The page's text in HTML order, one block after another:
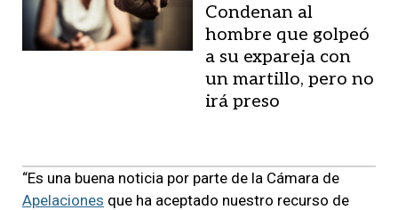
Condenan al
hombre que golpeó
a su expareja con
un martillo, pero no
irá preso
“Es una buena noticia por parte de la Cámara de
Apelaciones que ha aceptado nuestro recurso de